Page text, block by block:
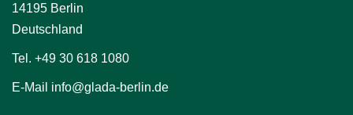
14195 Berlin
Deutschland
Tel. +49 30 618 1080
E-Mail info@glada-berlin.de